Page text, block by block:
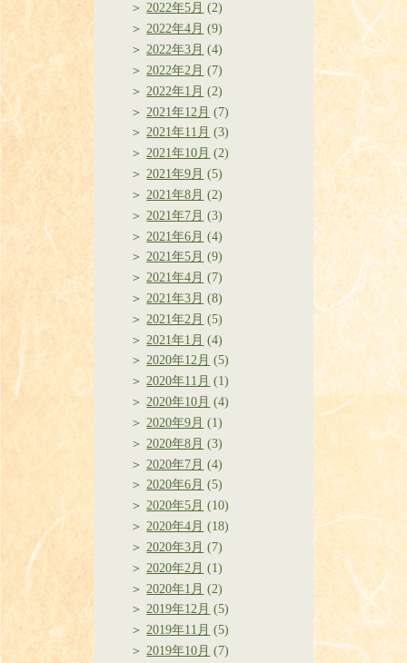
2022年5月 (2)
2022年4月 (9)
2022年3月 (4)
2022年2月 (7)
2022年1月 (2)
2021年12月 (7)
2021年11月 (3)
2021年10月 (2)
2021年9月 (5)
2021年8月 (2)
2021年7月 (3)
2021年6月 (4)
2021年5月 (9)
2021年4月 (7)
2021年3月 (8)
2021年2月 (5)
2021年1月 (4)
2020年12月 (5)
2020年11月 (1)
2020年10月 (4)
2020年9月 (1)
2020年8月 (3)
2020年7月 (4)
2020年6月 (5)
2020年5月 (10)
2020年4月 (18)
2020年3月 (7)
2020年2月 (1)
2020年1月 (2)
2019年12月 (5)
2019年11月 (5)
2019年10月 (7)